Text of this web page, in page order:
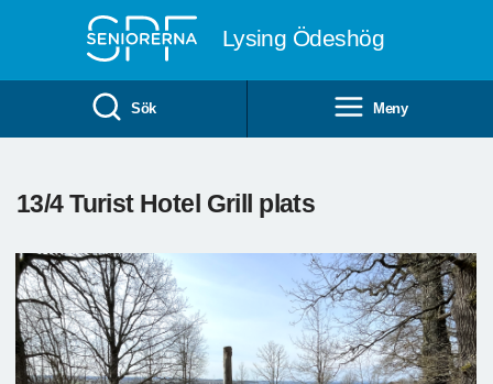
Lysing Ödeshög
Sök Meny
13/4 Turist Hotel Grill plats